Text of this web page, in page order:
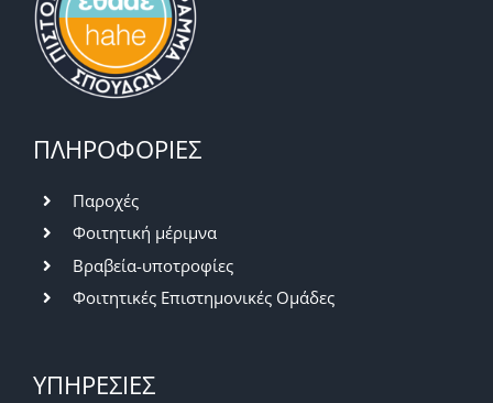
ΠΛΗΡΟΦΟΡΙΕΣ
Παροχές
Φοιτητική μέριμνα
Βραβεία-υποτροφίες
Φοιτητικές Επιστημονικές Ομάδες
ΥΠΗΡΕΣΙΕΣ